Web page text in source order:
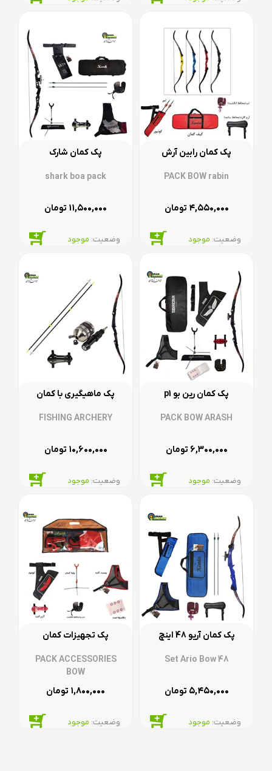
پک کمان رابین آرش
PACK BOW rabin
۴,۵۵۰,۰۰۰ تومان
وضعیت:‌ موجود
پک کمان شارک
shark boa pack
۱۱,۵۰۰,۰۰۰ تومان
وضعیت:‌ موجود
پک کمان رین بو p1
PACK BOW ARASH
۶,۳۰۰,۰۰۰ تومان
وضعیت:‌ موجود
پک ماهیگیری با کمان
FISHING ARCHERY
۱۰,۶۰۰,۰۰۰ تومان
وضعیت:‌ موجود
پک کمان آریو 48 اینچ
Set Ario Bow 48
۵,۴۵۰,۰۰۰ تومان
وضعیت:‌ موجود
پک تجهیزات کمان
PACK ACCESSORIES
BOW
۱,۸۰۰,۰۰۰ تومان
وضعیت:‌ موجود